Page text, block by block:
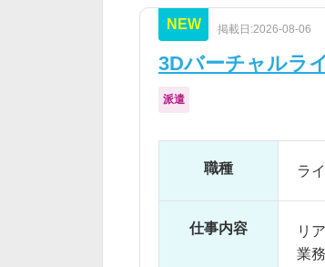
NEW 掲載日:2026-08-06
3Dバーチャルラ
派遣
職種 ラ
仕事内容
リ
業